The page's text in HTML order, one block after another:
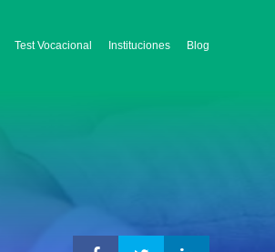
Test Vocacional Instituciones Blog